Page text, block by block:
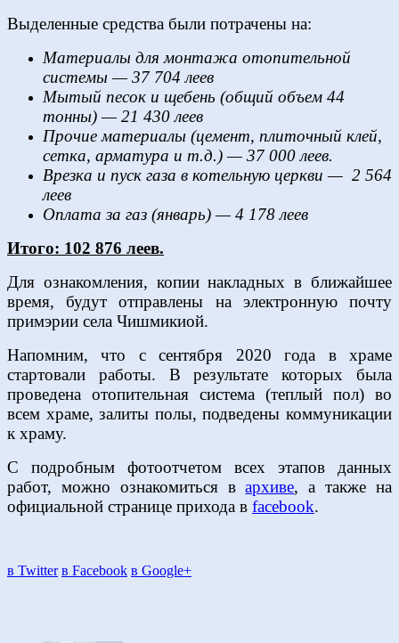
Выделенные средства были потрачены на:
Материалы для монтажа отопительной
системы — 37 704 леев
Мытый песок и щебень (общий объем 44
тонны) — 21 430 леев
Прочие материалы (цемент, плиточный клей,
сетка, арматура и т.д.) — 37 000 леев.
Врезка и пуск газа в котельную церкви — 2 564
леев
Оплата за газ (январь) — 4 178 леев
Итого: 102 876 леев.
Для ознакомления, копии накладных в ближайшее
время, будут отправлены на электронную почту
примэрии села Чишмикиой.
Напомним, что с сентября 2020 года в храме
стартовали работы. В результате которых была
проведена отопительная система (теплый пол) во
всем храме, залиты полы, подведены коммуникации
к храму.
С подробным фотоотчетом всех этапов данных
работ, можно ознакомиться вархиве, а также на
официальной странице прихода в facebook.
в Twitter в Facebook в Google+